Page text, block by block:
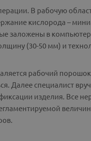
В рабочую
кислорода –
заложены в
(30-50 мм) и
рабочий
Далее специалист
изделия. Все